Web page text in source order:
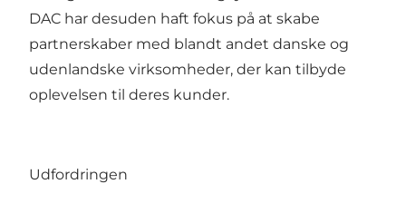
DAC har desuden haft fokus på at skabe
partnerskaber med blandt andet danske og
udenlandske virksomheder, der kan tilbyde
oplevelsen til deres kunder.
Udfordringen